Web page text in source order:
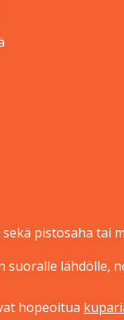
pistosaha tai
lähdölle,
hopeoitua